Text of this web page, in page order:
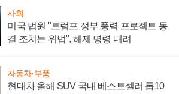
사회
미국 법원 "트럼프 정부 풍력 프로젝트 동
결 조치는 위법", 해제 명령 내려
자동차·부품
현대차 올해 SUV 국내 베스트셀러 톱10